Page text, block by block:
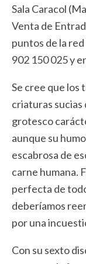
Sala Caracol
Venta de
puntos de la
902 150 025 y
Se cree que los
criaturas sucias
grotesco
aunque su
escabrosa de
carne humana.
perfecta de
deberíamos
por una
Con su sexto